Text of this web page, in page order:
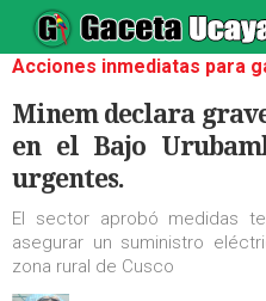
Acciones inmediatas para
Minem declara
en el Bajo
urgentes.
El sector aprobó medidas
asegurar un suministro
zona rural de Cusco